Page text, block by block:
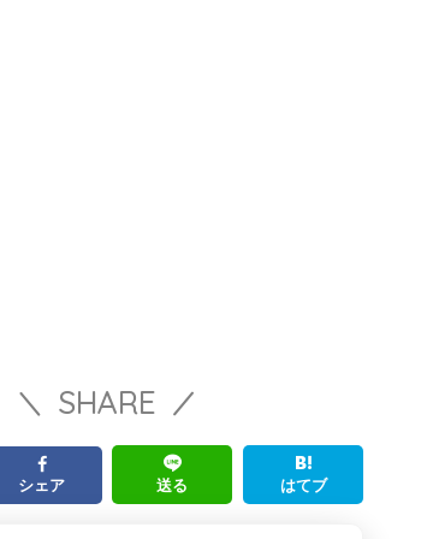
SHARE
シェア 送る はてブ